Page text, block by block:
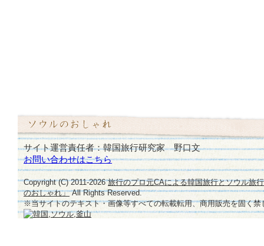
サイト運営責任者：韓国旅行研究家 野口文
お問い合わせはこちら
Copyright (C) 2011-2026旅行のプロ元CAによる韓国旅行とソウル旅
のおしゃれ」All Rights Reserved.
※当サイトのテキスト・画像等すべての転載転用、商用販売を固く禁